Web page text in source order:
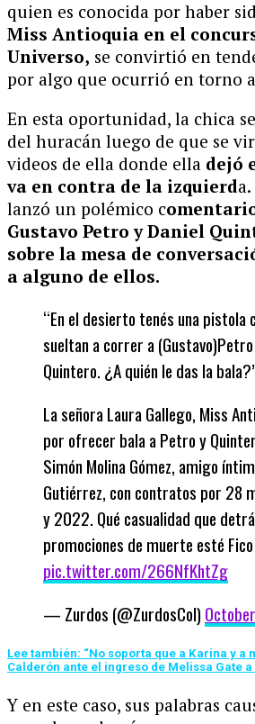
quien es conocida por haber
Miss Antioquia en el
Universo, se convirtió en
por algo que ocurrió en torno
En esta oportunidad, la chica
del huracán luego de que se
videos de ella donde ella dejó
va en contra de la izquierd
lanzó un polémico c
Gustavo Petro y Daniel
sobre la mesa de
a alguno de ellos.
“En el desierto tenés una pistola
sueltan a correr a
Quintero. ¿A quién le das la
La señora Laura Gallego, Miss
por ofrecer bala a Petro y
Simón Molina Gómez, amigo
Gutiérrez, con contratos por 28
y 2022. Qué casualidad que
promociones de muerte esté
pic.twitter.com/266NfKhtZg
— Zurdos (@ZurdosCol)
Lee también: “No soporta que a Karina y a
Calderón ante el ingreso de Melissa Gate a
Y en este caso, sus palabras